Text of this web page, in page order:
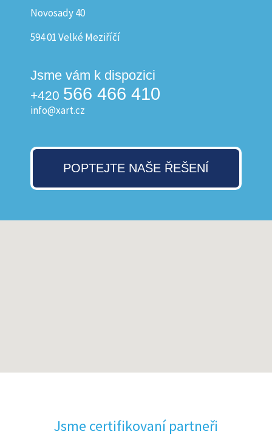
Novosady 40
594 01 Velké Meziříčí
Jsme vám k dispozici
+420 566 466 410
info@xart.cz
POPTEJTE NAŠE ŘEŠENÍ
Jsme certifikovaní partneři